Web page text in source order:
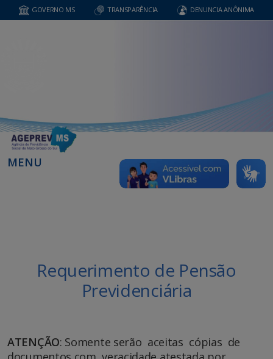
GOVERNO MS TRANSPARÊNCIA DENUNCIA ANÔNIMA
MENU
Requerimento de Pensão
Previdenciária
ATENÇÃO: Somente serão aceitas cópias de